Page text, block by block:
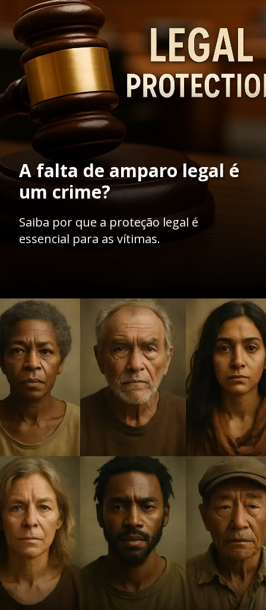
A falta de amparo legal é
um crime?
Saiba por que a proteção legal é
essencial para as vítimas.
Opening